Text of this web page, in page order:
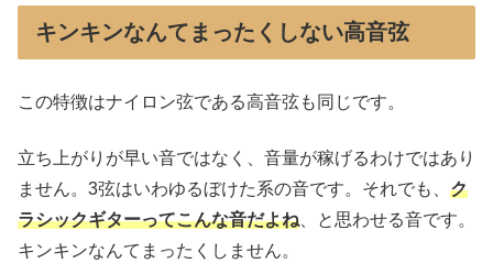
キンキンなんてまったくしない高音弦
この特徴はナイロン弦である高音弦も同じです。
立ち上がりが早い音ではなく、音量が稼げるわけではあり
ません。3弦はいわゆるぼけた系の音です。それでも、 ク
ラシックギターってこんな音だよね 、と思わせる音です。
キンキンなんてまったくしません。